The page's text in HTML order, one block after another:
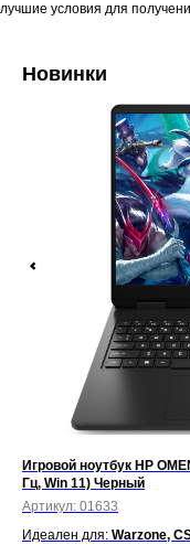
лучшие условия для
Новинки
Игровой ноутбук HP
Гц, Win 11) Черный
Артикул: 01633
Идеален для: Warzone,